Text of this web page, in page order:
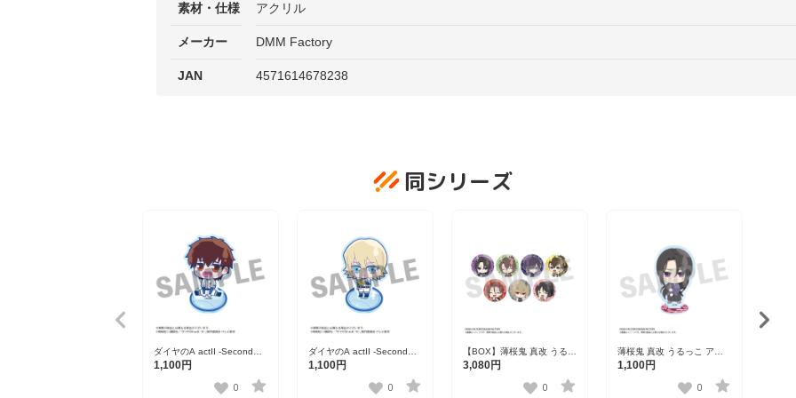
素材・仕様 アクリル
メーカー DMM Factory
JAN 4571614678238
同シリーズ
ダイヤのA actII -Second
Season- うるっこアクリル
1,100円
0
ダイヤのA actII -Second
Season- うるっこアクリル
1,100円
0
【BOX】薄桜鬼 真改 うるっ
こ 缶バッジ 全7種
3,080円
0
薄桜鬼 真改 うるっこ アク
リルスタンド 土方歳三
1,100円
0